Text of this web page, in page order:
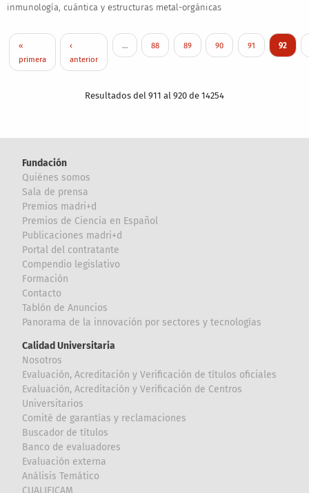
inmunología, cuántica y estructuras metal-orgánicas
Paginación
Primera página
«
primera
Página anterior
‹
anterior
… Page
88 Page
89 Page
90 Page
91 Página
92
Resultados del 911 al 920 de 14254
Fundación
Quiénes somos
Sala de prensa
Premios madri+d
Premios de Ciencia en Español
Publicaciones madri+d
Portal del contratante
Compendio legislativo
Formación
Contacto
Tablón de Anuncios
Panorama de la innovación por sectores y tecnologías
Calidad Universitaria
Nosotros
Evaluación, Acreditación y Verificación de títulos oficiales
Evaluación, Acreditación y Verificación de Centros
Universitarios
Comité de garantías y reclamaciones
Buscador de títulos
Banco de evaluadores
Evaluación externa
Análisis Temático